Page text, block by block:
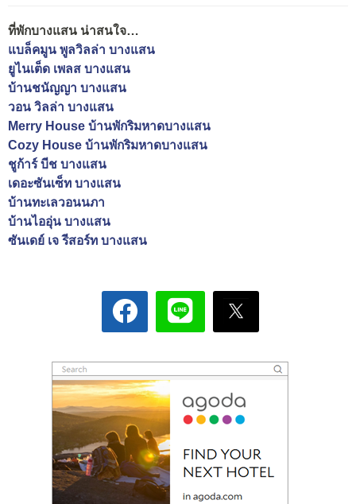
ที่พักบางแสน น่าสนใจ…
แบล็คมูน พูลวิลล่า บางแสน
ยูไนเต็ด เพลส บางแสน
บ้านชนัญญา บางแสน
วอน วิลล่า บางแสน
Merry House บ้านพักริมหาดบางแสน
Cozy House บ้านพักริมหาดบางแสน
ชูก้าร์ บีช บางแสน
เดอะซันเซ็ท บางแสน
บ้านทะเลวอนนภา
บ้านไออุ่น บางแสน
ซันเดย์ เจ รีสอร์ท บางแสน